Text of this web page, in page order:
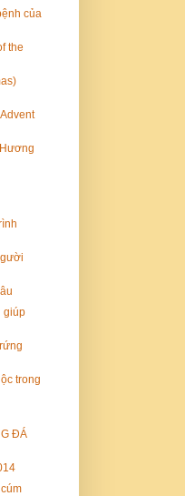
của
the
giúp
trong
ĐÁ